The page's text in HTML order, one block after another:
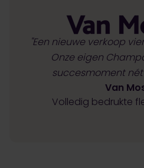
"Een nieuwe verkoop
Onze eigen
succesmoment
Van
Volledig bedrukte